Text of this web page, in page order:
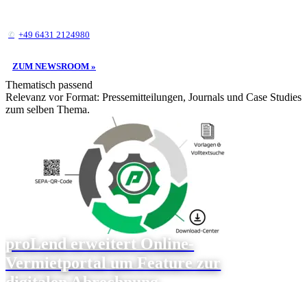
+49 6431 2124980
ZUM NEWSROOM »
Thematisch passend
Relevanz vor Format: Pressemitteilungen, Journals und Case Studies
zum selben Thema.
proLend erweitert Online-
Vermietportal um Feature zur